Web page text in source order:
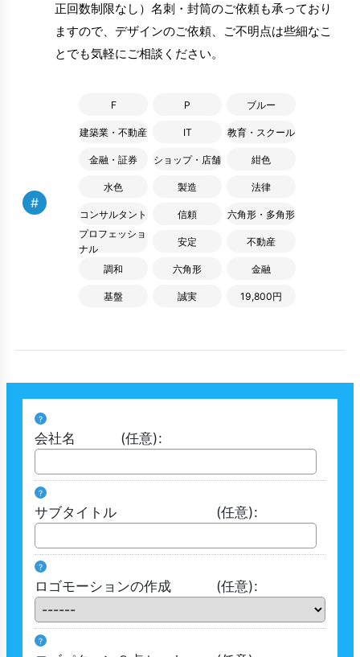
正回数制限なし）名刺・封筒のご依頼も承っており
ますので、デザインのご依頼、ご不明点は些細なこ
とでも気軽にご相談ください。
#
F P ブルー
建築業・不動産 IT 教育・スクール
金融・証券 ショップ・店舗 紺色
水色 製造 法律
コンサルタント 信頼
六角形・多角形
プロフェッショ
ナル
安定 不動産
調和 六角形 金融
基盤 誠実 19,800円
?
会社名 (任意):
?
サブタイトル (任意):
?
ロゴモーションの作成 (任意):
?